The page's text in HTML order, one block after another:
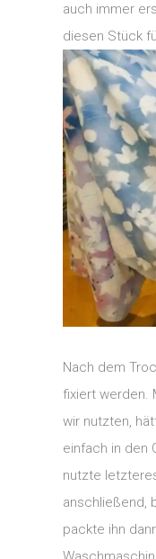
auch immer
diesen Stück
Nach dem
fixiert werden.
wir nutzten,
einfach in den
nutzte
anschließend,
packte ihn